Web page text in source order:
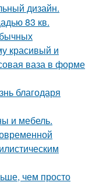
дизайн.
83 кв.
красивый и
ваза в форме
благодаря
и мебель.
чем просто